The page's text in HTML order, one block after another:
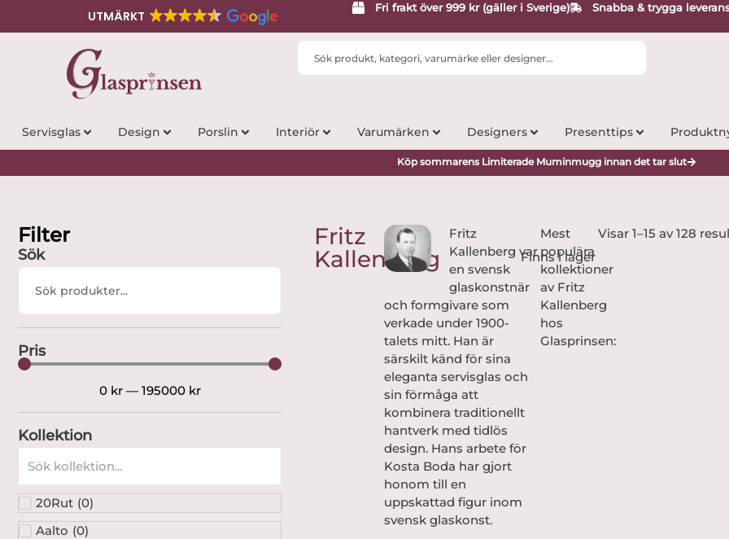
UTMÄRKT
Fri frakt över 999 kr (gäller i Sverige) Snabba & trygga
Search
Servisglas Design Porslin Interiör Varumärken Designers Presenttips
Köp sommarens Limiterade Muminmugg innan det tar slut
Filter
Sök
Search
Pris
0 kr— 195000 kr
Kollektion
20Rut (0)
Aalto (0)
Fritz
Kallenberg
Fritz
Kallenberg var
en svensk
glaskonstnär
och formgivare som
verkade under 1900-
talets mitt. Han är
särskilt känd för sina
eleganta servisglas och
sin förmåga att
kombinera traditionellt
hantverk med tidlös
design. Hans arbete för
Kosta Boda har gjort
honom till en
uppskattad figur inom
svensk glaskonst.
Mest
populära
kollektioner
av Fritz
Kallenberg
hos
Glasprinsen:
Visar 1–15 av 128